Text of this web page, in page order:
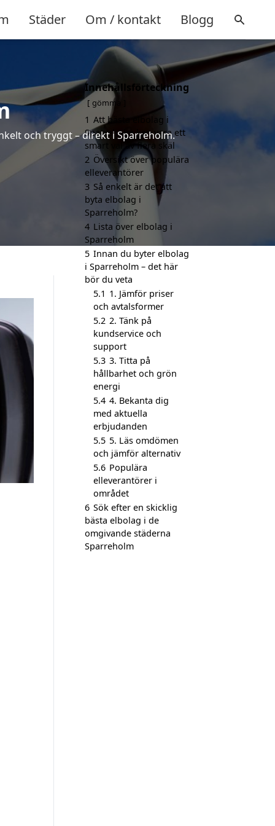
Städer Om / kontakt Blogg
och tryggt – direkt i Sparreholm.
Innehållsförteckning
gömma
1 Att bästa elbolag i
Sparreholm kan vara ett
smart val av flera skäl
2 Översikt över populära
elleverantörer
3 Så enkelt är det att
byta elbolag i
Sparreholm?
4 Lista över elbolag i
Sparreholm
5 Innan du byter elbolag
i Sparreholm – det här
bör du veta
5.1 1. Jämför priser
och avtalsformer
5.2 2. Tänk på
kundservice och
support
5.3 3. Titta på
hållbarhet och grön
energi
5.4 4. Bekanta dig
med aktuella
erbjudanden
5.5 5. Läs omdömen
och jämför alternativ
5.6 Populära
elleverantörer i
området
6 Sök efter en skicklig
bästa elbolag i de
omgivande städerna
Sparreholm